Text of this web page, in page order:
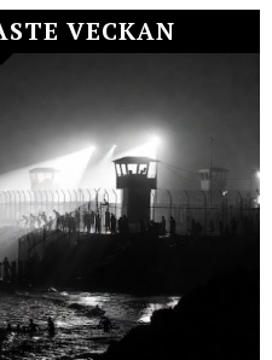
VECKAN